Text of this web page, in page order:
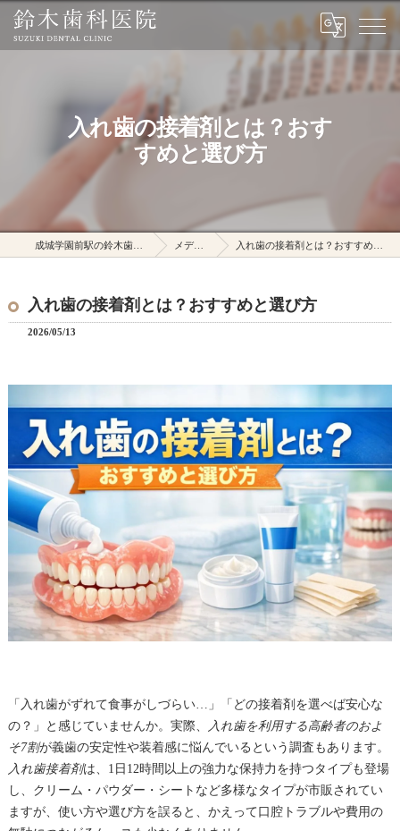
入れ歯の接着剤とは？おす
すめと選び方
成城学園前駅の鈴木歯科医院 メディア 入れ歯の接着剤とは？おすすめと選び方
入れ歯の接着剤とは？おすすめと選び方
2026/05/13
「入れ歯がずれて食事がしづらい…」「どの接着剤を選べば安心な
の？」と感じていませんか。実際、
入れ歯を利用する高齢者のおよ
そ7割が義歯の安定性や装着感に悩んでいるという調査もあります。
入れ歯接着剤は、1日12時間以上の強力な保持力を持つタイプも登場
し、クリーム・パウダー・シートなど多様なタイプが市販されてい
ますが、使い方や選び方を誤ると、かえって口腔トラブルや費用の